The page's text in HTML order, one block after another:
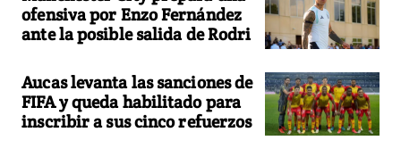
ofensiva por Enzo Fernández
ante la posible salida de Rodri
Aucas levanta las sanciones de
FIFA y queda habilitado para
inscribir a sus cinco refuerzos